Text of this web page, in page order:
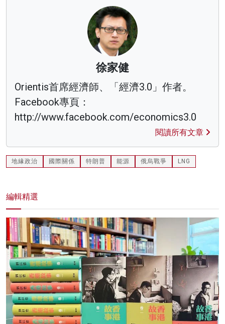
徐家健
Orientis首席經濟師、「經濟3.0」作者。
Facebook專頁：
http://www.facebook.com/economics3.0
閱讀所有文章
地緣政治 國際關係 特朗普 能源 俄烏戰爭 LNG
編輯精選